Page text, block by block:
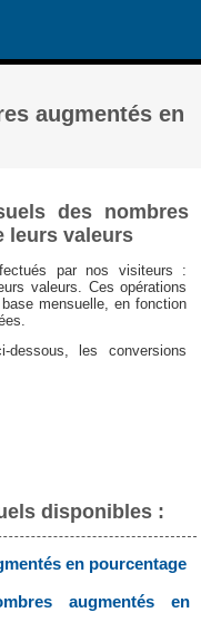
augmentés en
des nombres
leurs valeurs
par nos visiteurs :
valeurs. Ces opérations
mensuelle, en fonction
les conversions
disponibles :
en pourcentage
augmentés en